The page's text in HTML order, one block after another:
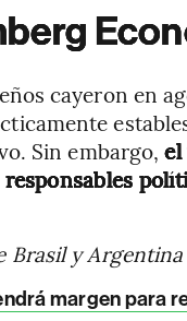
cayeron en
Sin embargo,el
Brasil y Argentina
margen para